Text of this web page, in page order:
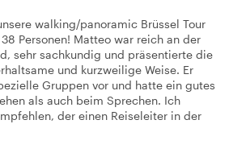
walking/panoramic Brüssel Tour
Personen! Matteo war reich an der
sehr sachkundig und präsentierte die
und kurzweilige Weise. Er
Gruppen vor und hatte ein gutes
als auch beim Sprechen. Ich
der einen Reiseleiter in der